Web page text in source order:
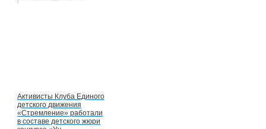
Активисты Клуба Единого
детского движения
«Стремление» работали
в составе детского жюри